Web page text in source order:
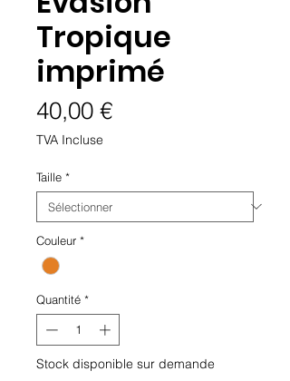
Tropique
imprimé
40,00 €Prix
TVA Incluse
Taille *
Couleur *
Quantité *
Stock disponible sur demande